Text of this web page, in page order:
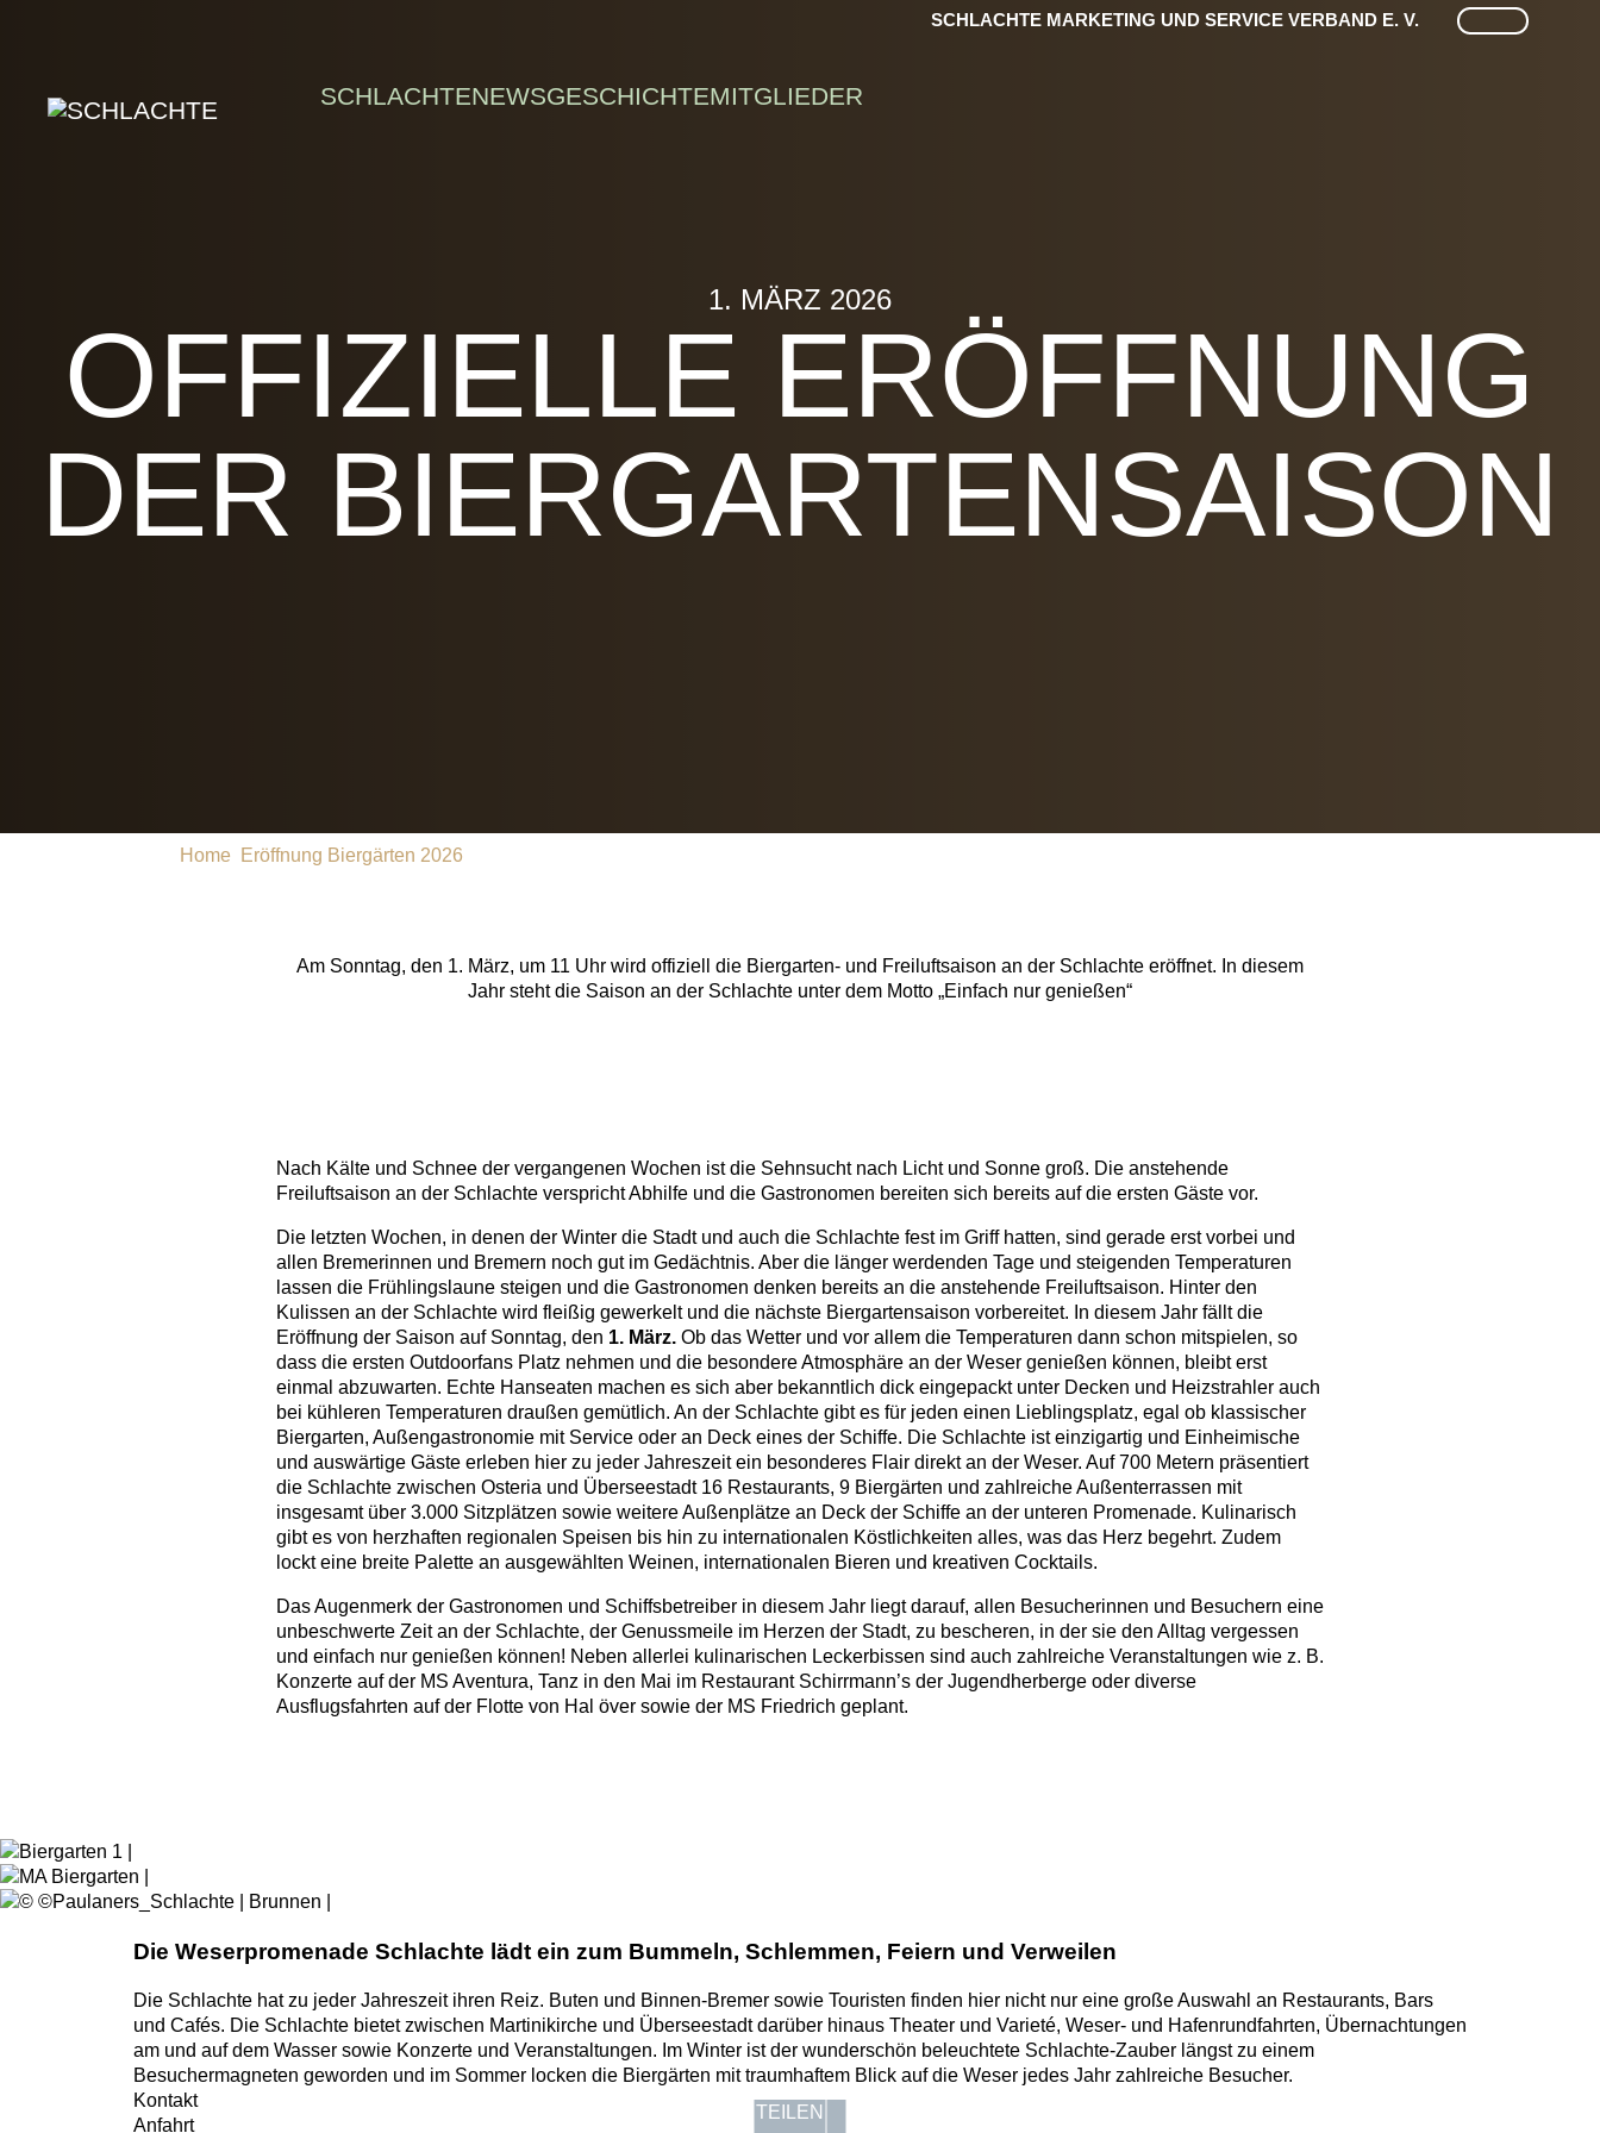
SCHLACHTE MARKETING UND SERVICE VERBAND E. V. SUCHE
1. MÄRZ 2026
OFFIZIELLE ERÖFFNUNG
DER BIERGARTENSAISON
SCHLACHTENEWSGESCHICHTEMITGLIEDER
Home Eröffnung Biergärten 2026
Am Sonntag, den 1. März, um 11 Uhr wird offiziell die Biergarten- und Freiluftsaison an der Schlachte eröffnet. In diesem
Jahr steht die Saison an der Schlachte unter dem Motto „Einfach nur genießen“
Nach Kälte und Schnee der vergangenen Wochen ist die Sehnsucht nach Licht und Sonne groß. Die anstehende
Freiluftsaison an der Schlachte verspricht Abhilfe und die Gastronomen bereiten sich bereits auf die ersten Gäste vor.
Die letzten Wochen, in denen der Winter die Stadt und auch die Schlachte fest im Griff hatten, sind gerade erst vorbei und
allen Bremerinnen und Bremern noch gut im Gedächtnis. Aber die länger werdenden Tage und steigenden Temperaturen
lassen die Frühlingslaune steigen und die Gastronomen denken bereits an die anstehende Freiluftsaison. Hinter den
Kulissen an der Schlachte wird fleißig gewerkelt und die nächste Biergartensaison vorbereitet. In diesem Jahr fällt die
Eröffnung der Saison auf Sonntag, den 1. März. Ob das Wetter und vor allem die Temperaturen dann schon mitspielen, so
dass die ersten Outdoorfans Platz nehmen und die besondere Atmosphäre an der Weser genießen können, bleibt erst
einmal abzuwarten. Echte Hanseaten machen es sich aber bekanntlich dick eingepackt unter Decken und Heizstrahler auch
bei kühleren Temperaturen draußen gemütlich. An der Schlachte gibt es für jeden einen Lieblingsplatz, egal ob klassischer
Biergarten, Außengastronomie mit Service oder an Deck eines der Schiffe. Die Schlachte ist einzigartig und Einheimische
und auswärtige Gäste erleben hier zu jeder Jahreszeit ein besonderes Flair direkt an der Weser. Auf 700 Metern präsentiert
die Schlachte zwischen Osteria und Überseestadt 16 Restaurants, 9 Biergärten und zahlreiche Außenterrassen mit
insgesamt über 3.000 Sitzplätzen sowie weitere Außenplätze an Deck der Schiffe an der unteren Promenade. Kulinarisch
gibt es von herzhaften regionalen Speisen bis hin zu internationalen Köstlichkeiten alles, was das Herz begehrt. Zudem
lockt eine breite Palette an ausgewählten Weinen, internationalen Bieren und kreativen Cocktails.
Das Augenmerk der Gastronomen und Schiffsbetreiber in diesem Jahr liegt darauf, allen Besucherinnen und Besuchern eine
unbeschwerte Zeit an der Schlachte, der Genussmeile im Herzen der Stadt, zu bescheren, in der sie den Alltag vergessen
und einfach nur genießen können! Neben allerlei kulinarischen Leckerbissen sind auch zahlreiche Veranstaltungen wie z. B.
Konzerte auf der MS Aventura, Tanz in den Mai im Restaurant Schirrmann’s der Jugendherberge oder diverse
Ausflugsfahrten auf der Flotte von Hal över sowie der MS Friedrich geplant.
TEILEN
Die Weserpromenade Schlachte lädt ein zum Bummeln, Schlemmen, Feiern und Verweilen
Die Schlachte hat zu jeder Jahreszeit ihren Reiz. Buten und Binnen-Bremer sowie Touristen finden hier nicht nur eine große Auswahl an Restaurants, Bars
und Cafés. Die Schlachte bietet zwischen Martinikirche und Überseestadt darüber hinaus Theater und Varieté, Weser- und Hafenrundfahrten, Übernachtungen
am und auf dem Wasser sowie Konzerte und Veranstaltungen. Im Winter ist der wunderschön beleuchtete Schlachte-Zauber längst zu einem
Besuchermagneten geworden und im Sommer locken die Biergärten mit traumhaftem Blick auf die Weser jedes Jahr zahlreiche Besucher.
Kontakt
Anfahrt